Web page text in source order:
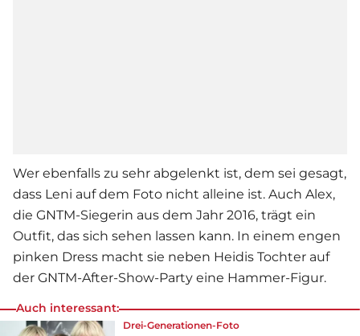
Wer ebenfalls zu sehr abgelenkt ist, dem sei gesagt,
dass Leni auf dem Foto nicht alleine ist. Auch Alex,
die GNTM-Siegerin aus dem Jahr 2016, trägt ein
Outfit, das sich sehen lassen kann. In einem engen
pinken Dress macht sie neben Heidis Tochter auf
der GNTM-After-Show-Party eine Hammer-Figur.
Auch interessant:
Drei-Generationen-Foto